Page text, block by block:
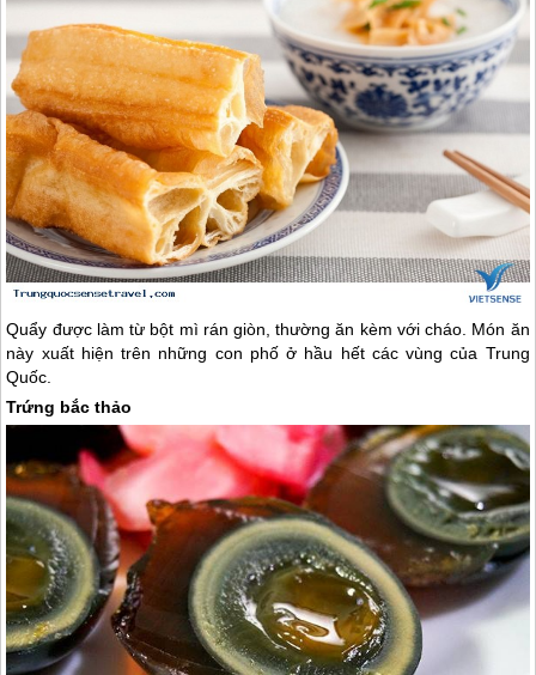
Quẩy được làm từ bột mì rán giòn, thường ăn kèm với cháo. Món ăn
này xuất hiện trên những con phố ở hầu hết các vùng của Trung
Quốc
Trứng bắc thảo